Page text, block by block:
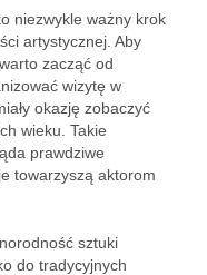
niezwykle ważny krok
artystycznej. Aby
zacząć od
wizytę w
okazję zobaczyć
wieku. Takie
prawdziwe
towarzyszą aktorom
sztuki
do tradycyjnych